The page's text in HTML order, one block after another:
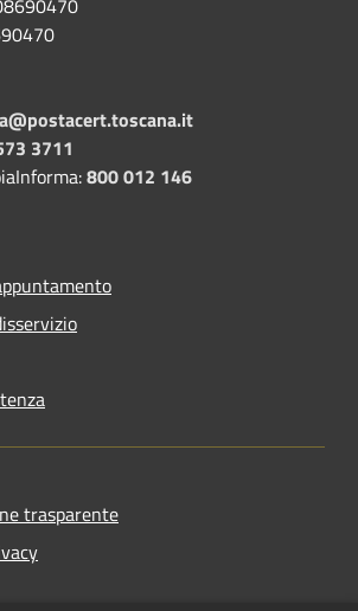
3711
800 012 146
trasparente